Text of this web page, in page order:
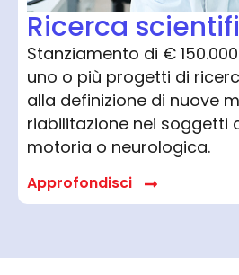
Ricerca
Stanziamento di €
uno o più progetti di
alla definizione di nuove
riabilitazione nei soggetti
motoria o neurologica.
Approfondisci